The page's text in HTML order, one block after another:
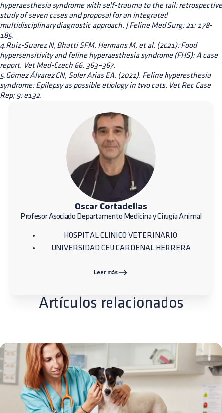
hyperaesthesia syndrome with self-trauma to the tail: retrospective
study of seven cases and proposal for an integrated
multidisciplinary diagnostic approach. J Feline Med Surg; 21: 178-
185.
4.Ruiz-Suarez N, Bhatti SFM, Hermans M, et al. (2021): Food
hypersensitivity and feline hyperaesthesia syndrome (FHS): A case
report. Vet Med-Czech 66, 363–367.
5.Gómez Álvarez CN, Soler Arias EA. (2021). Feline hyperesthesia
syndrome: Epilepsy as possible etiology in two cats. Vet Rec Case
Rep; 9: e132.
Oscar Cortadellas
Profesor Asociado Departamento Medicina y Cirugía Animal
HOSPITAL CLINICO VETERINARIO
UNIVERSIDAD CEU CARDENAL HERRERA
Leer más
Artículos relacionados